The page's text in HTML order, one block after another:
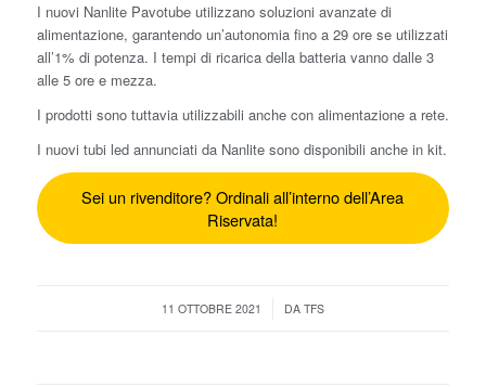
I nuovi Nanlite Pavotube utilizzano soluzioni avanzate di
alimentazione, garantendo un’autonomia fino a 29 ore se utilizzati
all’1% di potenza. I tempi di ricarica della batteria vanno dalle 3
alle 5 ore e mezza.
I prodotti sono tuttavia utilizzabili anche con alimentazione a rete.
I nuovi tubi led annunciati da Nanlite sono disponibili anche in kit.
Sei un rivenditore? Ordinali all’interno dell’Area
Riservata!
11 OTTOBRE 2021
/ DA TFS